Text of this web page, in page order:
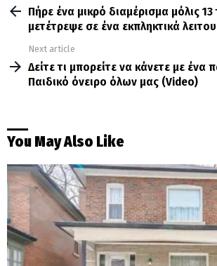
more Πήρε ένα μικρό διαμέρισμα μόλις
μετέτρεψε σε ένα εκπληκτικά
Next article
Δείτε τι μπορείτε να κάνετε με ένα
Παιδικό όνειρο όλων μας (Video)
You May Also Like